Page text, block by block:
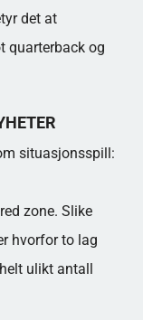
det at
quarterback og
situasjonsspill:
zone. Slike
hvorfor to lag
ulikt antall